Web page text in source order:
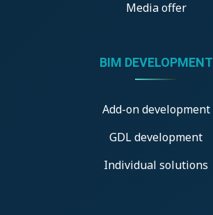
Media offer
BIM DEVELOPMENT
Add-on development
GDL development
Individual solutions